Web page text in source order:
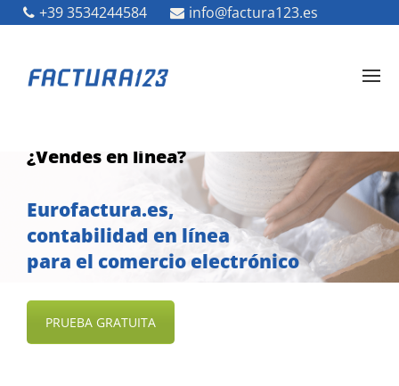
+39 3534244584 info@factura123.es
¿Vendes en línea?
Eurofactura.es,
contabilidad en línea
para el comercio electrónico
PRUEBA GRATUITA